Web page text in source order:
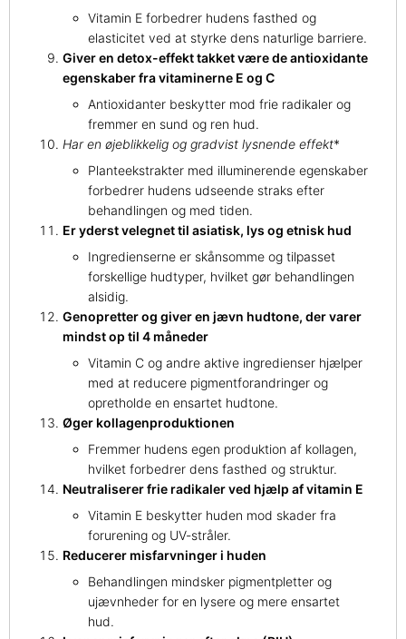
Vitamin E forbedrer hudens fasthed og
elasticitet ved at styrke dens naturlige barriere.
Giver en detox-effekt takket være de antioxidante
egenskaber fra vitaminerne E og C
Antioxidanter beskytter mod frie radikaler og
fremmer en sund og ren hud.
Har en øjeblikkelig og gradvist lysnende effekt*
Planteekstrakter med illuminerende egenskaber
forbedrer hudens udseende straks efter
behandlingen og med tiden.
Er yderst velegnet til asiatisk, lys og etnisk hud
Ingredienserne er skånsomme og tilpasset
forskellige hudtyper, hvilket gør behandlingen
alsidig.
Genopretter og giver en jævn hudtone, der varer
mindst op til 4 måneder
Vitamin C og andre aktive ingredienser hjælper
med at reducere pigmentforandringer og
opretholde en ensartet hudtone.
Øger kollagenproduktionen
Fremmer hudens egen produktion af kollagen,
hvilket forbedrer dens fasthed og struktur.
Neutraliserer frie radikaler ved hjælp af vitamin E
Vitamin E beskytter huden mod skader fra
forurening og UV-stråler.
Reducerer misfarvninger i huden
Behandlingen mindsker pigmentpletter og
ujævnheder for en lysere og mere ensartet
hud.